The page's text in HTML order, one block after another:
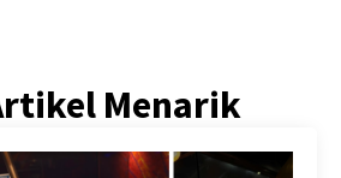
Menarik